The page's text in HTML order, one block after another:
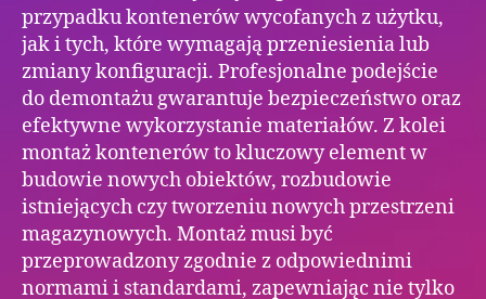
przypadku kontenerów wycofanych z użytku,
jak i tych, które wymagają przeniesienia lub
zmiany konfiguracji. Profesjonalne podejście
do demontażu gwarantuje bezpieczeństwo oraz
efektywne wykorzystanie materiałów. Z kolei
montaż kontenerów to kluczowy element w
budowie nowych obiektów, rozbudowie
istniejących czy tworzeniu nowych przestrzeni
magazynowych. Montaż musi być
przeprowadzony zgodnie z odpowiednimi
normami i standardami, zapewniając nie tylko